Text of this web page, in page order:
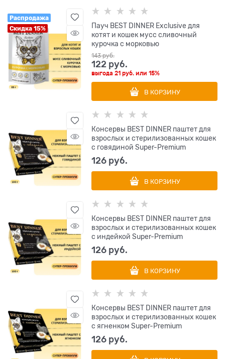
Распродажа
Скидка 15%
Пауч BEST DINNER Exclusive для
котят и кошек мусс сливочный
курочка с морковью
143 руб.
122 руб.
выгода21 руб. или15%
В КОРЗИНУ
Консервы BEST DINNER паштет для
взрослых и стерилизованных кошек
с говядиной Super-Premium
126 руб.
В КОРЗИНУ
Консервы BEST DINNER паштет для
взрослых и стерилизованных кошек
с индейкой Super-Premium
126 руб.
В КОРЗИНУ
Консервы BEST DINNER паштет для
взрослых и стерилизованных кошек
с ягненком Super-Premium
126 руб.